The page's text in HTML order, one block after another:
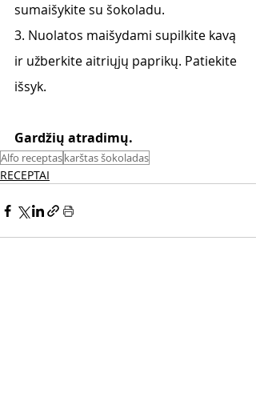
sumaišykite su šokoladu.
3. Nuolatos maišydami supilkite kavą
ir užberkite aitriųjų paprikų. Patiekite
išsyk.
Gardžių atradimų.
Alfo receptaskarštas šokoladas
RECEPTAI